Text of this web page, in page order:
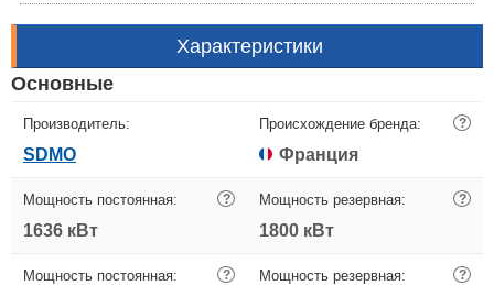
Характеристики
Основные
Производитель:
SDMO
Происхождение бренда: ?
Франция
Мощность постоянная: ?
1636 кВт
Мощность резервная: ?
1800 кВт
Мощность постоянная: ? Мощность резервная: ?